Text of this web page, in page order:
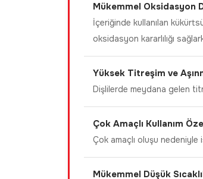
Mükemmel Oksidasyon
İçeriğinde kullanılan
oksidasyon kararlılığı
Yüksek Titreşim ve
Dişlilerde meydana gelen
Çok Amaçlı Kullanım
Çok amaçlı oluşu
Mükemmel Düşük